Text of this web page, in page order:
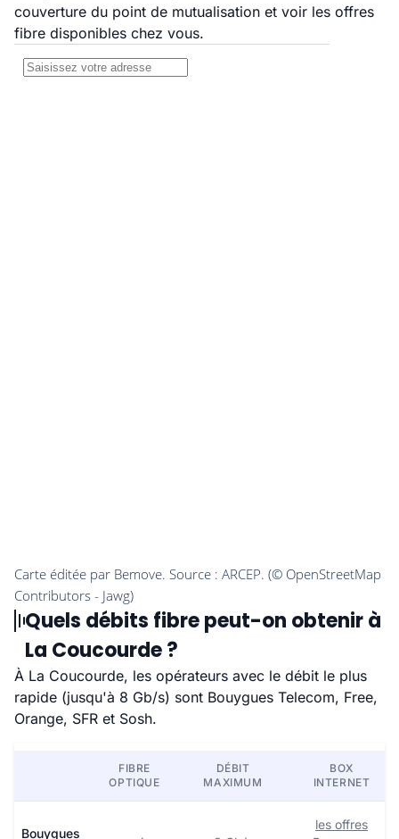
couverture du point de mutualisation et voir les offres
fibre disponibles chez vous.
Quels débits fibre peut-on obtenir à
La Coucourde ?
À La Coucourde, les opérateurs avec le débit le plus
rapide (jusqu'à 8 Gb/s) sont Bouygues Telecom, Free,
Orange, SFR et Sosh.
FIBRE
OPTIQUE
DÉBIT
MAXIMUM
BOX
INTERNET
Bouygues
les offres